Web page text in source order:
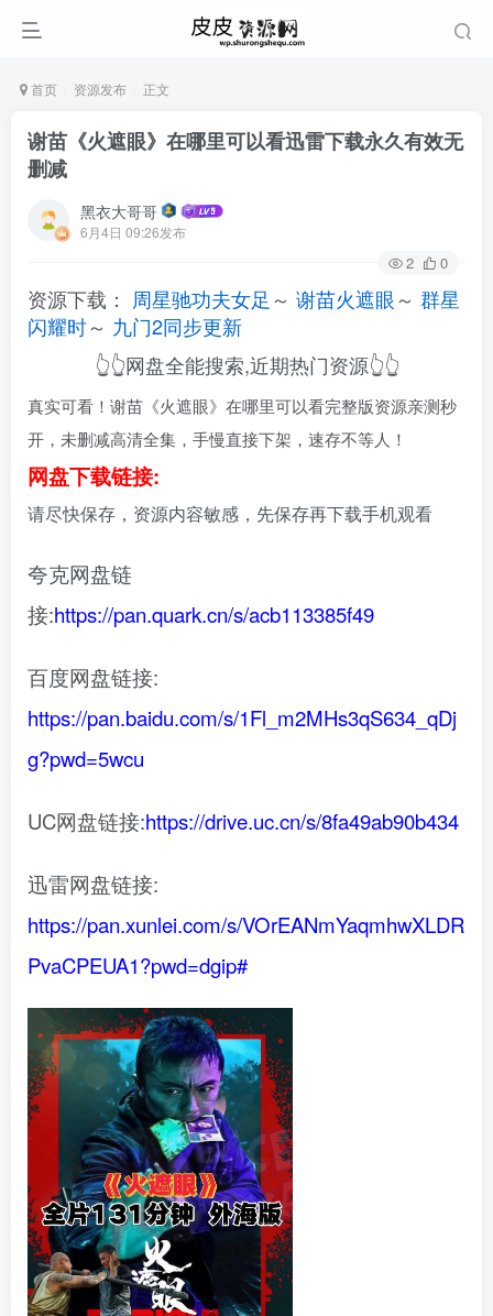
首页 资源发布 正文
谢苗《火遮眼》在哪里可以看迅雷下载永久有效无
删减
黑衣大哥哥
6月4日 09:26发布
2 0
资源下载： 周星驰功夫女足 ～ 谢苗火遮眼～ 群星
闪耀时～ 九门2同步更新
👆👆网盘全能搜索,近期热门资源👆👆
真实可看！谢苗《火遮眼》在哪里可以看完整版资源亲测秒
开，未删减高清全集，手慢直接下架，速存不等人！
网盘下载链接:
请尽快保存，资源内容敏感，先保存再下载手机观看
夸克网盘链
接:https://pan.quark.cn/s/acb113385f49
百度网盘链接:
https://pan.baidu.com/s/1Fl_m2MHs3qS634_qDj
g?pwd=5wcu
UC网盘链接:https://drive.uc.cn/s/8fa49ab90b434
迅雷网盘链接:
https://pan.xunlei.com/s/VOrEANmYaqmhwXLDR
PvaCPEUA1?pwd=dgip#